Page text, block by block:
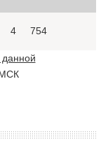
4 754
данной